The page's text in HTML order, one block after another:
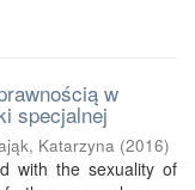
w
specjalnej
Katarzyna (2016)
with the sexuality of